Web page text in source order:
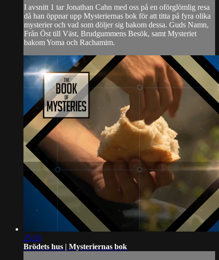
I avsnitt 1 tar Jonathan Cahn med oss på en oförglömlig resa
då han öppnar upp Mysteriernas bok för att titta på fyra olika
mysterier och vad som döljer sig bakom dessa. Guds Namn,
Från Öst till Väst, Brudgummens Besök, samt Mysteriet
bakom Yoma och Rachamim.
25:33
Brödets hus | Mysteriernas bok